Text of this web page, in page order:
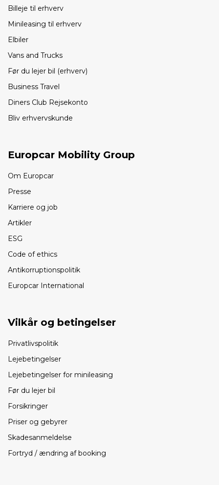
Billeje til erhverv
Minileasing til erhverv
Elbiler
Vans and Trucks
Før du lejer bil (erhverv)
Business Travel
Diners Club Rejsekonto
Bliv erhvervskunde
Europcar Mobility Group
Om Europcar
Presse
Karriere og job
Artikler
ESG
Code of ethics
Antikorruptionspolitik
Europcar International
Vilkår og betingelser
Privatlivspolitik
Lejebetingelser
Lejebetingelser for minileasing
Før du lejer bil
Forsikringer
Priser og gebyrer
Skadesanmeldelse
Fortryd / ændring af booking